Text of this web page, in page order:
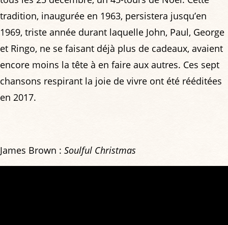
tradition, inaugurée en 1963, persistera jusqu’en
1969, triste année durant laquelle John, Paul, George
et Ringo, ne se faisant déjà plus de cadeaux, avaient
encore moins la tête à en faire aux autres. Ces sept
chansons respirant la joie de vivre ont été rééditées
en 2017.
James Brown : Soulful Christmas